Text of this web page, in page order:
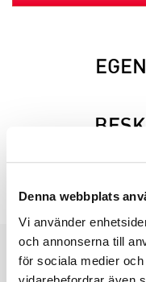
Denna webbplats
Vi använder
och annonserna till
för sociala medier